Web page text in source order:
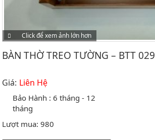
Click để xem ảnh lớn hơn
BÀN THỜ TREO TƯỜNG – BTT 029
Giá: Liên Hệ
Bảo Hành : 6 tháng - 12
tháng
Lượt mua:980